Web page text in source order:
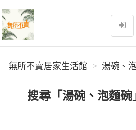
無所不賣居家生活館
無所不賣居家生活館 湯碗、
搜尋「湯碗、泡麵碗